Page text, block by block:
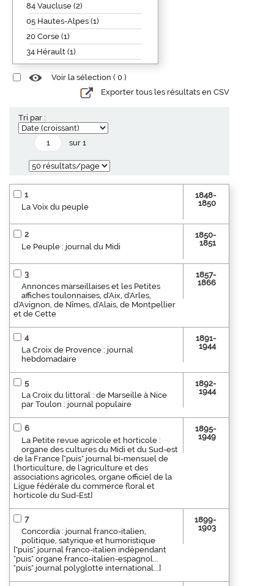
84 Vaucluse (2)
05 Hautes-Alpes (1)
20 Corse (1)
34 Hérault (1)
Voir la sélection ( 0 )
Exporter tous les résultats en CSV
Tri par :
sur 1
1
La Voix du peuple
1848-
1850
2
Le Peuple : journal du Midi
1850-
1851
3
Annonces marseillaises et les Petites
affiches toulonnaises, d'Aix, d'Arles,
d'Avignon, de Nîmes, d'Alais, de Montpellier
et de Cette
1857-
1866
4
La Croix de Provence : journal
hebdomadaire
1891-
1944
5
La Croix du littoral : de Marseille à Nice
par Toulon : journal populaire
1892-
1944
6
La Petite revue agricole et horticole :
organe des cultures du Midi et du Sud-est
de la France ["puis" journal bi-mensuel de
l'horticulture, de l'agriculture et des
associations agricoles, organe officiel de la
Ligue fédérale du commerce floral et
horticole du Sud-Est]
1895-
1949
7
Concordia : journal franco-italien,
politique, satyrique et humoristique
["puis" journal franco-italien indépendant
"puis" organe franco-italien-espagnol...
"puis" journal polyglotte international...]
1899-
1903